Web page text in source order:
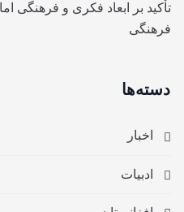
تأکید بر ابعاد فکری و فرهنگی
فرهنگی
دسته‌ها
اخبار
ادبیات